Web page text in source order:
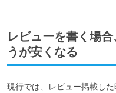
レビューを書く場
うが安くなる
現行では、レビュー掲載し